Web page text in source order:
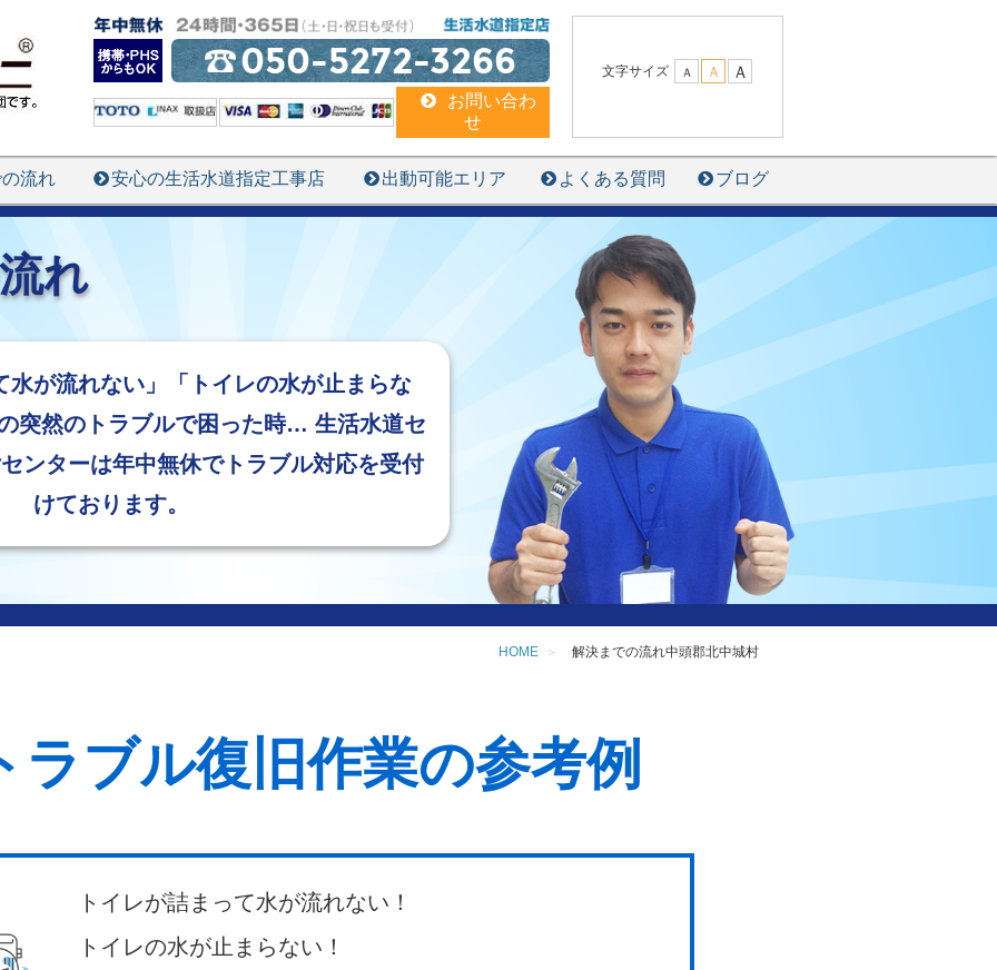
050-5272-3266
お問い合わ
せ
文字サイズ Ａ Ａ Ａ
流れ 安心の生活水道指定工事店 出動可能エリア よくある質問 ブログ
れ
水が流れない」「トイレの水が止まらな
突然のトラブルで困った時… 生活水道セ
ンターは年中無休でトラブル対応を受付
けております。
HOME 解決までの流れ中頭郡北中城村
ラブル復旧作業の参考例
トイレが詰まって水が流れない！
トイレの水が止まらない！